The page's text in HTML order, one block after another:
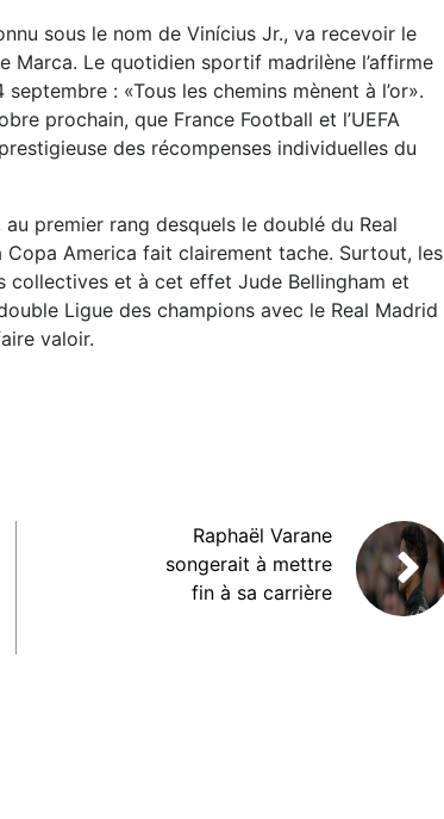
sous le nom de Vinícius Jr., va recevoir le
Marca. Le quotidien sportif madrilène l’affirme
: «Tous les chemins mènent à l’or».
prochain, que France Football et l’UEFA
des récompenses individuelles du
premier rang desquels le doublé du Real
Copa America fait clairement tache. Surtout, les
et à cet effet Jude Bellingham et
Ligue des champions avec le Real Madrid
valoir.
Raphaël Varane
songerait à mettre
fin à sa carrière